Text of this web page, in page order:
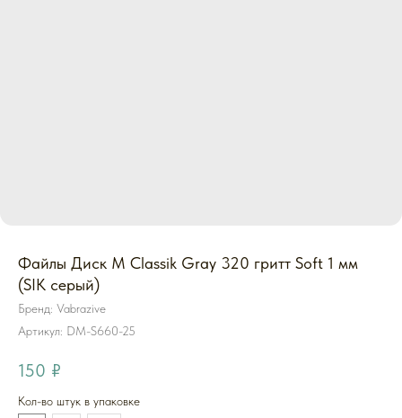
Файлы Диск M Classik Gray 320 гритт Soft 1 мм
(SIK серый)
Бренд: Vabrazive
Артикул: DM-S660-25
150 ₽
Кол-во штук в упаковке